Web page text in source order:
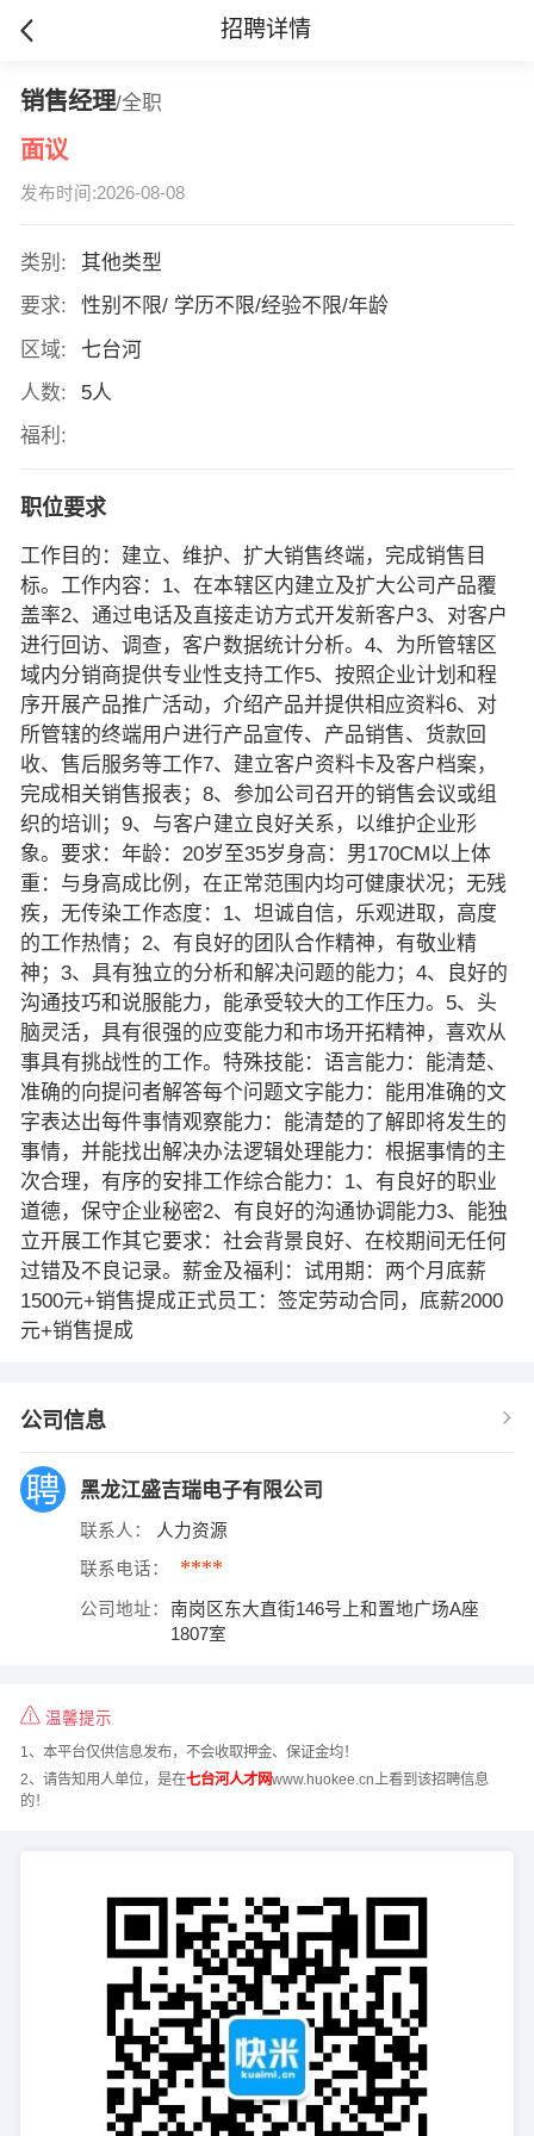
招聘详情
销售经理/全职
面议
发布时间:2026-08-08
类别:
其他类型
要求:
性别不限/ 学历不限/经验不限/年龄
区域:
七台河
人数:
5人
福利:
职位要求
工作目的：建立、维护、扩大销售终端，完成销售目
标。工作内容：1、在本辖区内建立及扩大公司产品覆
盖率2、通过电话及直接走访方式开发新客户3、对客户
进行回访、调查，客户数据统计分析。4、为所管辖区
域内分销商提供专业性支持工作5、按照企业计划和程
序开展产品推广活动，介绍产品并提供相应资料6、对
所管辖的终端用户进行产品宣传、产品销售、货款回
收、售后服务等工作7、建立客户资料卡及客户档案，
完成相关销售报表；8、参加公司召开的销售会议或组
织的培训；9、与客户建立良好关系，以维护企业形
象。要求：年龄：20岁至35岁身高：男170CM以上体
重：与身高成比例，在正常范围内均可健康状况；无残
疾，无传染工作态度：1、坦诚自信，乐观进取，高度
的工作热情；2、有良好的团队合作精神，有敬业精
神；3、具有独立的分析和解决问题的能力；4、良好的
沟通技巧和说服能力，能承受较大的工作压力。5、头
脑灵活，具有很强的应变能力和市场开拓精神，喜欢从
事具有挑战性的工作。特殊技能：语言能力：能清楚、
准确的向提问者解答每个问题文字能力：能用准确的文
字表达出每件事情观察能力：能清楚的了解即将发生的
事情，并能找出解决办法逻辑处理能力：根据事情的主
次合理，有序的安排工作综合能力：1、有良好的职业
道德，保守企业秘密2、有良好的沟通协调能力3、能独
立开展工作其它要求：社会背景良好、在校期间无任何
过错及不良记录。薪金及福利：试用期：两个月底薪
1500元+销售提成正式员工：签定劳动合同，底薪2000
元+销售提成
公司信息
黑龙江盛吉瑞电子有限公司
联系人： 人力资源
联系电话： ****
公司地址：
南岗区东大直街146号上和置地广场A座
1807室
温馨提示
1、本平台仅供信息发布，不会收取押金、保证金均！
2、请告知用人单位，是在七台河人才网www.huokee.cn上看到该招聘信息
的！